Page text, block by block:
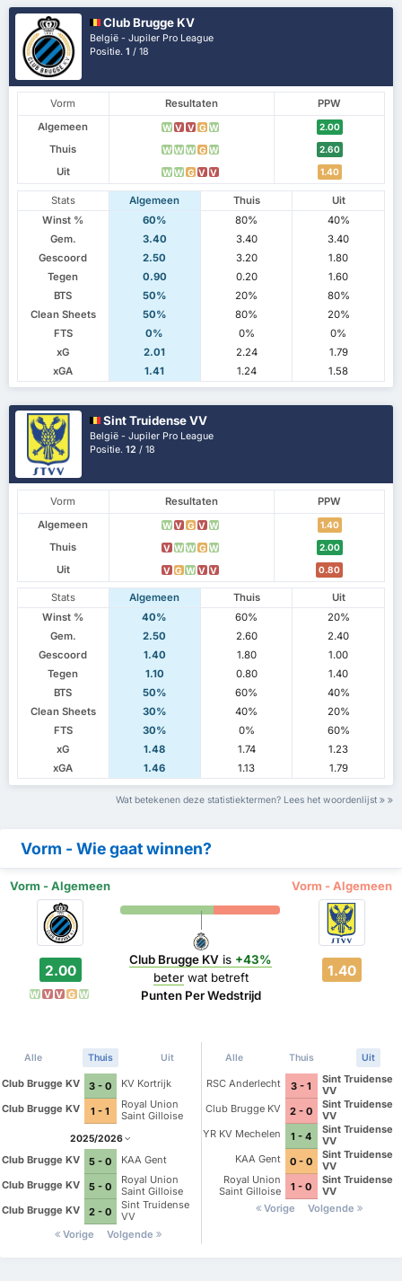
Club Brugge KV
België - Jupiler Pro League
Positie.1 / 18
Vorm Resultaten
PPW
Algemeen
W V V G W 2.00
Thuis W W W G W 2.60
Uit W W G V V 1.40
Stats Algemeen Thuis
Uit
Winst %
60% 80%
40%
Gem.
3.40 3.40
3.40
Gescoord
2.50 3.20
1.80
Tegen
0.90 0.20
1.60
BTS
50% 20%
80%
Clean Sheets
50% 80%
20%
FTS
0% 0%
0%
xG
2.01 2.24
1.79
xGA
1.41 1.24 1.58
Sint Truidense VV
België - Jupiler Pro League
Positie.12 / 18
Vorm Resultaten
PPW
Algemeen
W V G V W 1.40
Thuis V W W G W 2.00
Uit V G W V V 0.80
Stats Algemeen Thuis
Uit
Winst %
40% 60%
20%
Gem.
2.50 2.60
2.40
Gescoord
1.40 1.80
1.00
Tegen
1.10 0.80
1.40
BTS
50% 60%
40%
Clean Sheets
30% 40%
20%
FTS
30% 0%
60%
xG
1.48 1.74
1.23
xGA
1.46 1.13 1.79
Wat betekenen deze statistiektermen? Lees het woordenlijst
Vorm - Wie gaat winnen?
Vorm - Algemeen Vorm - Algemeen
2.00
W V V G W
Club Brugge KV is +43%
beterwat betreft
Punten Per Wedstrijd
1.40
Alle Thuis Uit
Club Brugge KV 3 - 0
KV Kortrijk
Club Brugge KV
1 - 1
Royal Union
Saint Gilloise
2025/2026
Club Brugge KV 5 - 0
KAA Gent
Club Brugge KV
5 - 0
Royal Union
Saint Gilloise
Club Brugge KV
2 - 0
Sint Truidense
VV
Vorige
Volgende
Alle Thuis Uit
RSC Anderlecht 3 - 1
Sint Truidense
VV
Club Brugge KV
2 - 0
Sint Truidense
VV
YR KV Mechelen
1 - 4
Sint Truidense
VV
KAA Gent
0 - 0
Sint Truidense
VV
Royal Union
Saint Gilloise
1 - 0
Sint Truidense
VV
Vorige
Volgende